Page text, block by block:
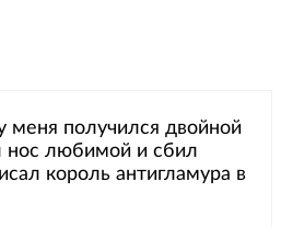
меня получился двойной
нос любимой и сбил
король антигламура в